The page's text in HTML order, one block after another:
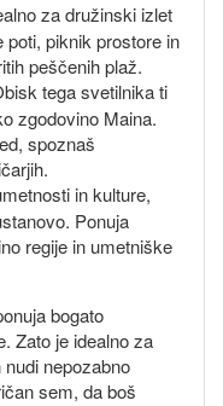
za družinski izlet
poti, piknik prostore in
peščenih plaž.
tega svetilnika ti
zgodovino Maina.
spoznaš
in kulture,
Ponuja
regije in umetniške
bogato
Zato je idealno za
nepozabno
sem, da boš